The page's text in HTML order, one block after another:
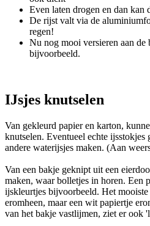
Even laten drogen en dan kan
De rijst valt via de
regen!
Nu nog mooi versieren aan de
bijvoorbeeld.
IJsjes knutselen
Van gekleurd papier en karton,
knutselen. Eventueel echte ijsstokjes
andere waterijsjes maken. (Aan
Van een bakje geknipt uit een
maken, waar bolletjes in horen. Een
ijskleurtjes bijvoorbeeld. Het mooiste
eromheen, maar een wit papiertje
van het bakje vastlijmen, ziet er ook